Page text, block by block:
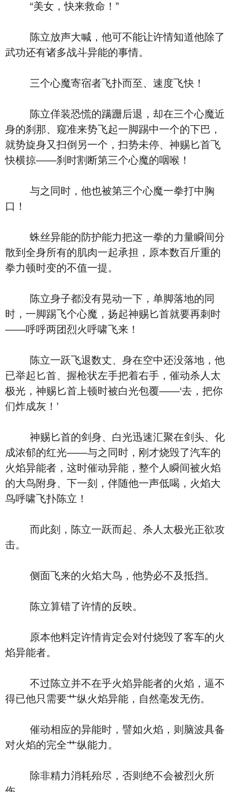
“美女，快来救命！”
陈立放声大喊，他可不能让许情知道他除了
武功还有诸多战斗异能的事情。
三个心魔寄宿者飞扑而至、速度飞快！
陈立佯装恐慌的蹒跚后退，却在三个心魔近
身的刹那、窥准来势飞起一脚踢中一个的下巴，
就势旋身又扫倒另一个，扫势未停、神赐匕首飞
快横掠――刹时割断第三个心魔的咽喉！
与之同时，他也被第三个心魔一拳打中胸
口！
蛛丝异能的防护能力把这一拳的力量瞬间分
散到全身所有的肌肉一起承担，原本数百斤重的
拳力顿时变的不值一提。
陈立身子都没有晃动一下，单脚落地的同
时，一脚踢飞个心魔，扬起神赐匕首就要再刺时
――呼呼两团烈火呼啸飞来！
陈立一跃飞退数丈、身在空中还没落地，他
已举起匕首、握枪状左手把着右手，催动杀人太
极光，神赐匕首上顿时被白光包覆――‘去，把你
们炸成灰！’
神赐匕首的剑身、白光迅速汇聚在剑头、化
成浓郁的红光――与之同时，刚才烧毁了汽车的
火焰异能者，这时催动异能，整个人瞬间被火焰
的大鸟附身、下一刻，伴随他一声低喝，火焰大
鸟呼啸飞扑陈立！
而此刻，陈立一跃而起、杀人太极光正欲攻
击。
侧面飞来的火焰大鸟，他势必不及抵挡。
陈立算错了许情的反映。
原本他料定许情肯定会对付烧毁了客车的火
焰异能者。
不过陈立并不在乎火焰异能者的火焰，逼不
得已他只需要艹纵火焰异能，自然毫发无伤。
催动相应的异能时，譬如火焰，则脑波具备
对火焰的完全艹纵能力。
除非精力消耗殆尽，否则绝不会被烈火所